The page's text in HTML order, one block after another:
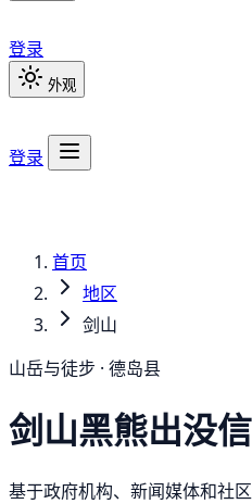
登录
外观
登录
首页
地区
剑山
山岳与徒步 · 德岛县
剑山黑熊出没
基于政府机构、新闻媒体和社